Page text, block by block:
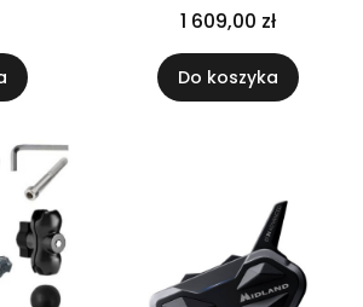
1 609,00 zł
Do koszyka